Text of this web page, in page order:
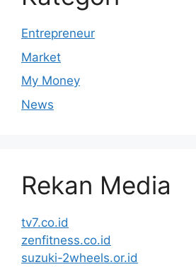
Entrepreneur
Market
My Money
News
Rekan Media
tv7.co.id
zenfitness.co.id
suzuki-2wheels.or.id